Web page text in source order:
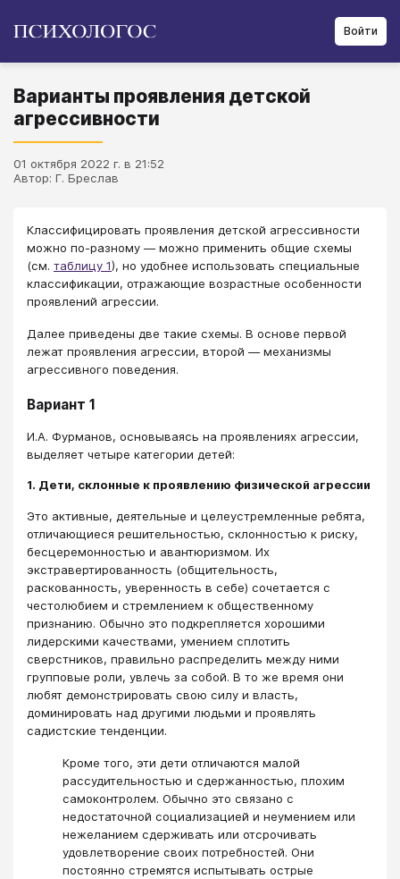
Войти
Варианты проявления детской
агрессивности
01 октября 2022 г. в 21:52
Автор: Г. Бреслав
Классифицировать проявления детской агрессивности
можно по-разному — можно применить общие схемы
(см. таблицу 1), но удобнее использовать специальные
классификации, отражающие возрастные особенности
проявлений агрессии.
Далее приведены две такие схемы. В основе первой
лежат проявления агрессии, второй — механизмы
агрессивного поведения.
Вариант 1
И.А. Фурманов, основываясь на проявлениях агрессии,
выделяет четыре категории детей:
1. Дети, склонные к проявлению физической агрессии
Это активные, деятельные и целеустремленные ребята,
отличающиеся решительностью, склонностью к риску,
бесцеремонностью и авантюризмом. Их
экстравертированность (общительность,
раскованность, уверенность в себе) сочетается с
честолюбием и стремлением к общественному
признанию. Обычно это подкрепляется хорошими
лидерскими качествами, умением сплотить
сверстников, правильно распределить между ними
групповые роли, увлечь за собой. В то же время они
любят демонстрировать свою силу и власть,
доминировать над другими людьми и проявлять
садистские тенденции.
Кроме того, эти дети отличаются малой
рассудительностью и сдержанностью, плохим
самоконтролем. Обычно это связано с
недостаточной социализацией и неумением или
нежеланием сдерживать или отсрочивать
удовлетворение своих потребностей. Они
постоянно стремятся испытывать острые